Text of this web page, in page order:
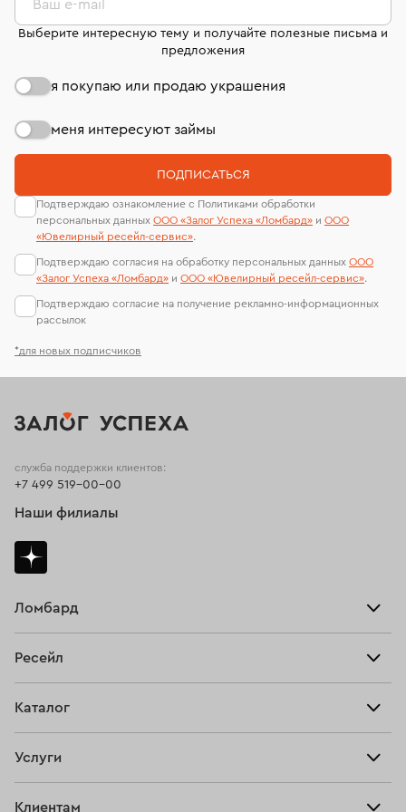
*для новых подписчиков
Ваш e-mail
Выберите интересную тему и получайте полезные письма и
предложения
я покупаю или продаю украшения
меня интересуют займы
ПОДПИСАТЬСЯ
Подтверждаю ознакомление с Политиками обработки
персональных данных ООО «Залог Успеха «Ломбард» и ООО
«Ювелирный ресейл-сервиc».
Подтверждаю согласия на обработку персональных данных ООО
«Залог Успеха «Ломбард» и ООО «Ювелирный ресейл-сервиc».
Подтверждаю согласие на получение рекламно-информационных
рассылок
Ломбард
Тарифы
Ресейл
Купить
Каталог
Услуги
Клиентам
служба поддержки клиентов:
+7 499 519-00-00
Наши филиалы